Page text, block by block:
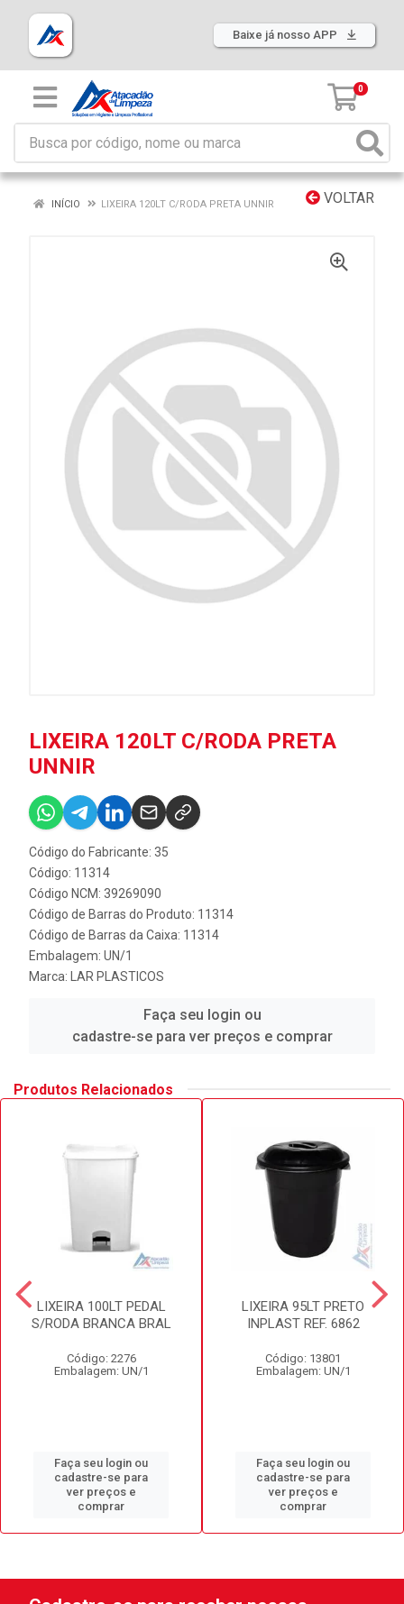
Baixe já nosso APP
0
VOLTAR
INÍCIO LIXEIRA 120LT C/RODA PRETA UNNIR
LIXEIRA 120LT C/RODA PRETA
UNNIR
Código do Fabricante: 35
Código: 11314
Código NCM: 39269090
Código de Barras do Produto: 11314
Código de Barras da Caixa: 11314
Embalagem: UN/1
Marca:
LAR PLASTICOS
Faça seu login ou
cadastre-se para ver preços e comprar
Produtos Relacionados
LIXEIRA 100LT PEDAL
S/RODA BRANCA BRAL
Código: 2276
Embalagem: UN/1
Faça seu login ou
cadastre-se para
ver preços e
comprar
LIXEIRA 95LT PRETO
INPLAST REF. 6862
Código: 13801
Embalagem: UN/1
Faça seu login ou
cadastre-se para
ver preços e
comprar